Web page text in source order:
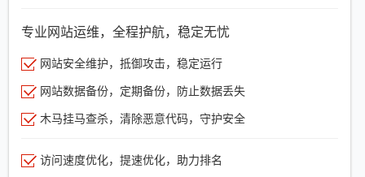
专业网站运维，全程护航，稳定无忧
网站安全维护，抵御攻击，稳定运行
网站数据备份，定期备份，防止数据丢失
木马挂马查杀，清除恶意代码，守护安全
访问速度优化，提速优化，助力排名